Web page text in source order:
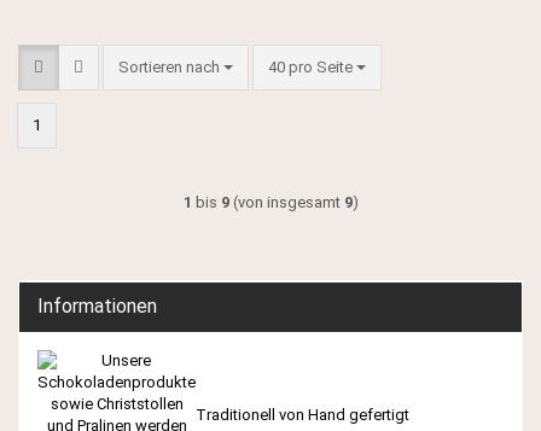
Sortieren nach
Sortieren nach 40 pro Seite
pro Seite
1
1 bis 9(von insgesamt 9)
Informationen
Traditionell von Hand gefertigt